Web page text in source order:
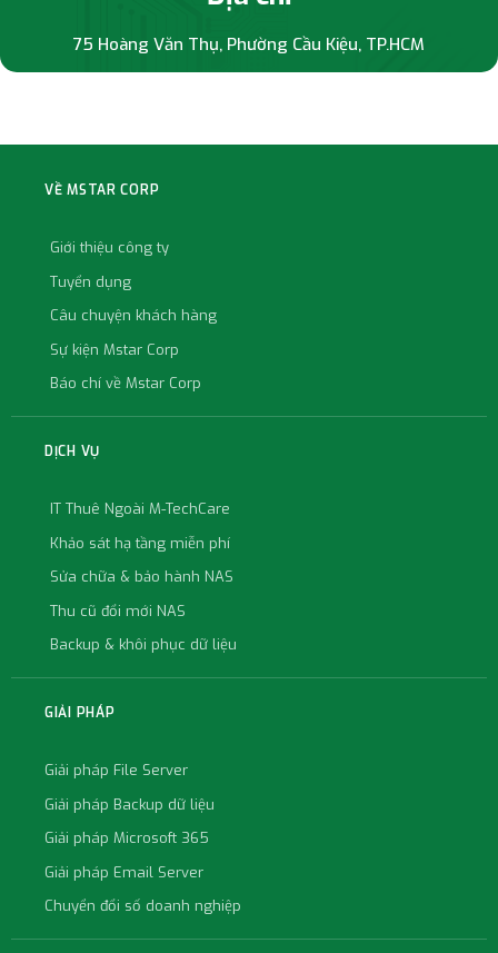
75 Hoàng Văn Thụ, Phường Cầu Kiệu, TP.HCM
VỀ MSTAR CORP
Giới thiệu công ty
Tuyển dụng
Câu chuyện khách hàng
Sự kiện Mstar Corp
Báo chí về Mstar Corp
DỊCH VỤ
IT Thuê Ngoài M-TechCare
Khảo sát hạ tầng miễn phí
Sửa chữa & bảo hành NAS
Thu cũ đổi mới NAS
Backup & khôi phục dữ liệu
GIẢI PHÁP
Giải pháp File Server
Giải pháp Backup dữ liệu
Giải pháp Microsoft 365
Giải pháp Email Server
Chuyển đổi số doanh nghiệp